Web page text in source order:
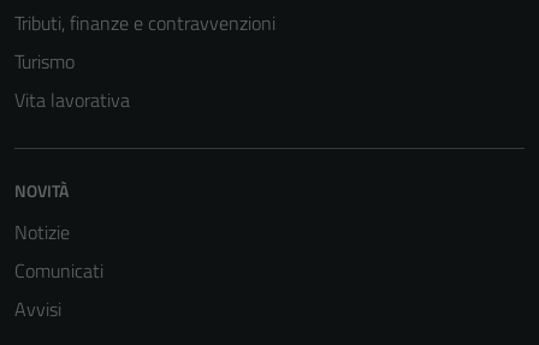
Tributi, finanze e contravvenzioni
Turismo
Vita lavorativa
NOVITÀ
Notizie
Comunicati
Avvisi